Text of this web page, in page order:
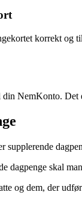
korrekt og
NemKonto.
dagpenge skal
og dem, der